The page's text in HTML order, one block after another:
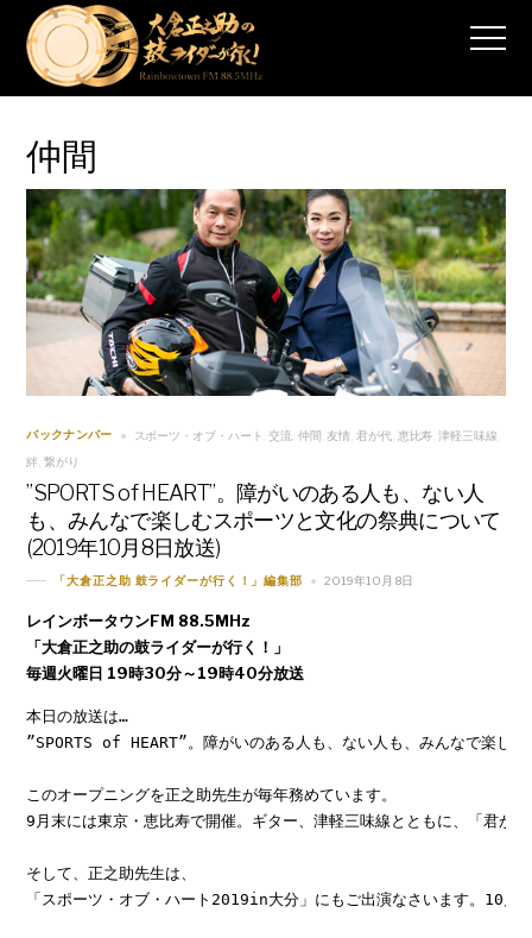
仲間
バックナンバー スポーツ・オブ・ハート 交流 仲間 友情 君が代, 恵比寿 津軽三味線
絆 繋がり
”SPORTS of HEART”。障がいのある人も、ない人
も、みんなで楽しむスポーツと文化の祭典について
(2019年10月8日放送)
「大倉正之助 鼓ライダーが行く！」編集部 2019年10月8日
レインボータウンFM 88.5MHz
「大倉正之助の鼓ライダーが行く！」
毎週火曜日 19時30分～19時40分放送
本日の放送は…
”SPORTS of HEART”。障がいのある人も、ない人も、みんなで楽し
このオープニングを正之助先生が毎年務めています。
9月末には東京・恵比寿で開催。ギター、津軽三味線とともに、「君が
そして、正之助先生は、
「スポーツ・オブ・ハート2019in大分」にもご出演なさいます。10月